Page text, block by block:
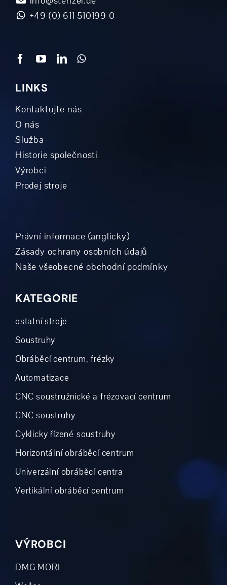
+49 (0) 611 510199 0
LINKS
Kontaktujte nás
O nás
Služba
Historie společnosti
Výrobci
Prodej stroje
Právní informace (anglicky)
Zásady ochrany osobních údajů
Naše všeobecné obchodní podmínky
KATEGORIE
ostatní stroje
Soustruhy
Obráběcí centrum, frézky
Automatizace
CNC soustružnické a frézovací centrum
CNC soustruhy
Cyklicky řízené soustruhy
Horizontální obráběcí centrum
Univerzální obráběcí centra
Vertikální obráběcí centrum
VÝROBCI
DMG MORI